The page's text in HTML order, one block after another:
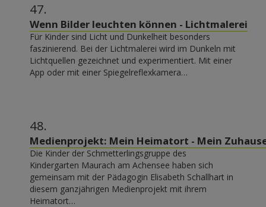
47.
Wenn Bilder leuchten können - Lichtmalerei
Für Kinder sind Licht und Dunkelheit besonders
faszinierend. Bei der Lichtmalerei wird im Dunkeln mit
Lichtquellen gezeichnet und experimentiert. Mit einer
App oder mit einer Spiegelreflexkamera…
48.
Medienprojekt: Mein Heimatort - Mein
Die Kinder der Schmetterlingsgruppe des
Kindergarten Maurach am Achensee haben sich
gemeinsam mit der Pädagogin Elisabeth Schallhart in
diesem ganzjährigen Medienprojekt mit ihrem
Heimatort…